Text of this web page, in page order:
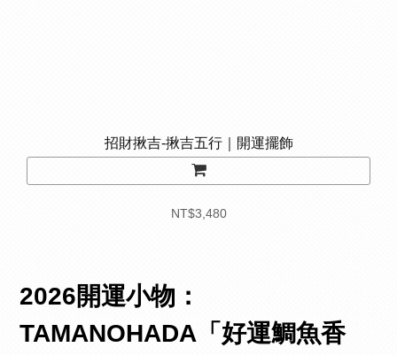
招財揪吉-揪吉五行｜開運擺飾
NT$3,480
2026開運小物：
TAMANOHADA「好運鯛魚香